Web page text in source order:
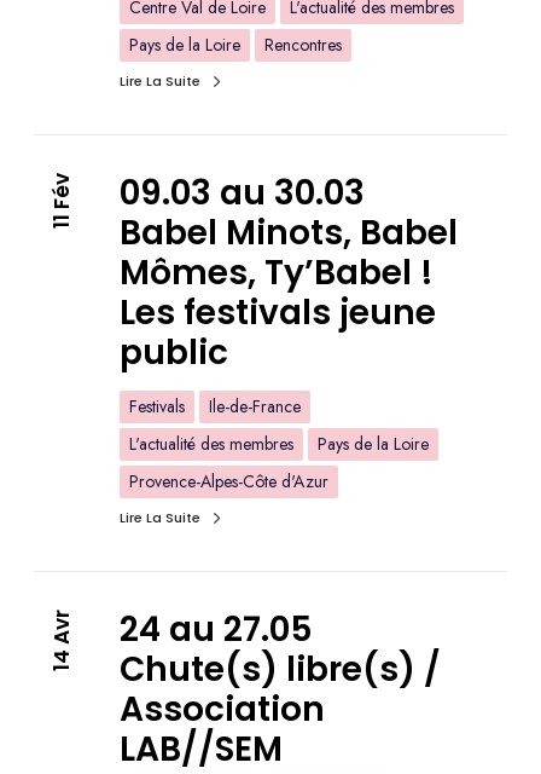
Centre Val de Loire
L'actualité des membres
Pays de la Loire
Rencontres
Lire La Suite
11 Fév
09.03 au 30.03
Babel Minots, Babel
Mômes, Ty’Babel !
Les festivals jeune
public
Festivals
Ile-de-France
L'actualité des membres
Pays de la Loire
Provence-Alpes-Côte d'Azur
Lire La Suite
14 Avr
24 au 27.05
Chute(s) libre(s) /
Association
LAB//SEM